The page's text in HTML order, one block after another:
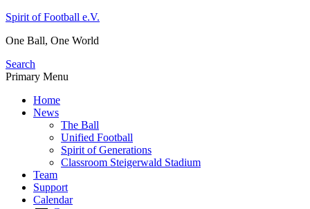
Skip
content
Spirit of Football e.V.
One Ball, One World
Search
Primary Menu
Home
News
The Ball
Unified Football
Spirit of Generations
Classroom Steigerwald Stadium
Team
Support
Calendar